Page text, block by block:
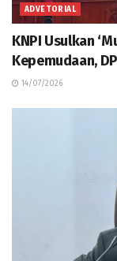
ADVETORIAL
KNPI Usulkan
Kepemudaan,
14/07/2026